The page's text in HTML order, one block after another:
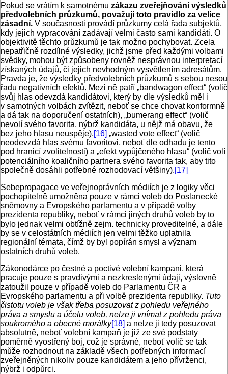
Pokud se vrátím k samotnému zákazu zveřejňování výsledků
předvolebních průzkumů, považuji toto pravidlo za velice
zásadní. V současnosti provádí průzkumy celá řada subjektů,
kdy jejich vypracování zadávají velmi často sami kandidáti. O
objektivitě těchto průzkumů je tak možno pochybovat. Zcela
nepatřičně rozdílné výsledky, jichž jsme před každými volbami
svědky, mohou být způsobeny rovněž nesprávnou interpretací
získaných údajů, či jejich nevhodným vysvětlením adresátům.
Pravda je, že výsledky předvolebních průzkumů s sebou nesou
řadu negativních efektů. Mezi ně patří „bandwagon effect“ (volič
svůj hlas odevzdá kandidátovi, který by dle výsledků měl i
v samotných volbách zvítězit, neboť se chce chovat konformně
a dá tak na doporučení ostatních), „bumerang effect“ (volič
nevolí svého favorita, nýbrž kandidáta, u nějž má obavu, že
bez jeho hlasu neuspěje),[16] „wasted vote effect“ (volič
neodevzdá hlas svému favoritovi, neboť dle odhadu je tento
pod hranicí zvolitelnosti) a „efekt vypůjčeného hlasu“ (volič volí
potenciálního koaličního partnera svého favorita tak, aby tito
společně dosáhli potřebné rozhodovací většiny).[17]
Sebepropagace ve veřejnoprávních médiích je z logiky věci
pochopitelně umožněna pouze v rámci voleb do Poslanecké
sněmovny a Evropského parlamentu a v případě volby
prezidenta republiky, neboť v rámci jiných druhů voleb by to
bylo jednak velmi obtížně zejm. technicky proveditelné, a dále
by se v celostátních médiích jen velmi těžko uplatnila
regionální témata, čímž by byl popírán smysl a význam
ostatních druhů voleb.
Zákonodárce po čestné a poctivé volební kampani, která
pracuje pouze s pravdivými a nezkreslenými údaji, výslovně
zatoužil pouze v případě voleb do Parlamentu ČR a
Evropského parlamentu a při volbě prezidenta republiky. Tuto
čistotu voleb je však třeba posuzovat z pohledu veřejného
práva a smyslu a účelu voleb, nelze ji vnímat z pohledu práva
soukromého a obecné morálky[18] a nelze ji tedy posuzovat
absolutně, neboť volební kampaň je již ze své podstaty
poměrně vyostřený boj, což je správné, neboť volič se tak
může rozhodnout na základě všech potřebných informací
zveřejněných nikoliv pouze kandidátem a jeho přívrženci,
nýbrž i odpůrci.